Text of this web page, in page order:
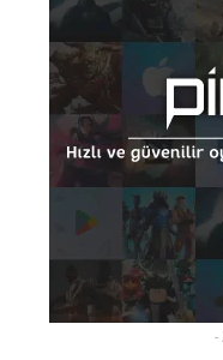
-